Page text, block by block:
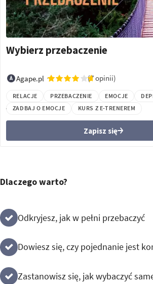
Wybierz przebaczenie
Agape.pl (7 opinii)
RELACJE PRZEBACZENIE EMOCJE
ZADBAJ O EMOCJE
KURS Z E-TRENEREM
Zapisz się
Dlaczego warto?
Odkryjesz, jak w pełni przebaczyć
Dowiesz się, czy pojednanie jest
Zastanowisz się, jak wybaczyć